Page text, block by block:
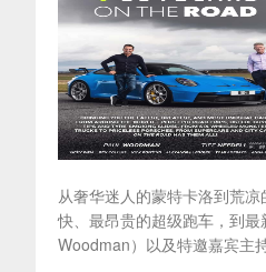
从奢华迷人的蒙特卡洛到荒
快、最昂贵的超级跑车，到
Woodman）以及特邀嘉宾主